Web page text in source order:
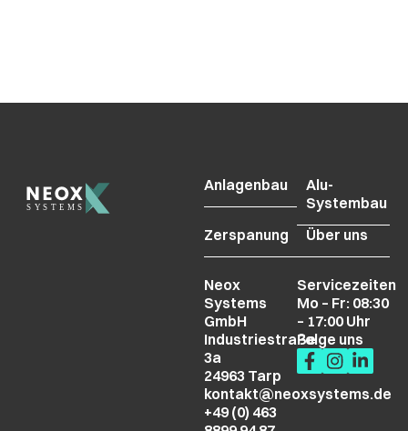
kontakt@neox-
studios.de
Folge uns
Anlagenbau
Alu-
Systembau
Zerspanung
Über uns
Neox
Systems
GmbH
Industriestraße
3a
24963 Tarp
kontakt@neoxsystems.de
+49 (0) 463
Servicezeiten
Mo – Fr: 08:30
– 17:00 Uhr
Folge uns